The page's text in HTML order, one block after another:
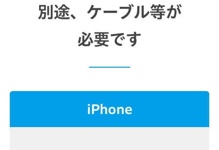
別途、ケーブル等が
必要です
iPhone